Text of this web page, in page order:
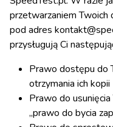
przetwarzaniem Twoich
pod adres
przysługują Ci
Prawo dostępu do
otrzymania ich kopii
Prawo do
„prawo do bycia